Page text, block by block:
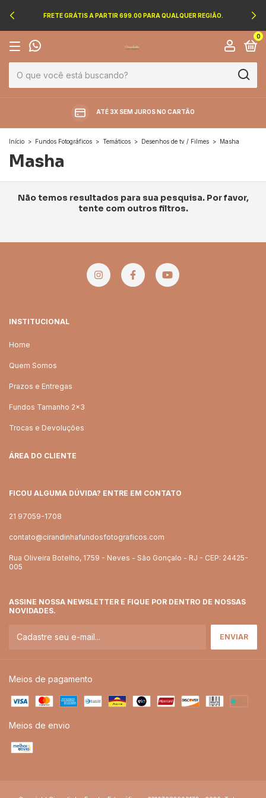
FRETE GRÁTIS A PARTIR 699.00 PARA QUALQUER REGIÃO.
0
ATÉ 3X SEM JUROS NO CARTÃO
Início > Fundos Fotográficos > Temáticos > Desenhos de tv / Filmes > Masha
Masha
Não temos resultados para sua pesquisa. Por favor,
tente com outros filtros.
INSTITUCIONAL
Home
Quem Somos
Prazos e Entregas
Fundos Tamanho 2x3
Trocas e Devoluções
ÁREA DO CLIENTE
FICOU ALGUMA DÚVIDA? ENTRE EM CONTATO
21 97059-1708
contato@cirandinhafundosfotograficos.com
Rua Oliveira Botelho, 1759 - Neves - São Gonçalo - RJ - CEP: 24425-
005
ASSINE NOSSA NEWSLETTER E FIQUE POR DENTRO DE NOSSAS
NOVIDADES.
Meios de pagamento
Meios de envio